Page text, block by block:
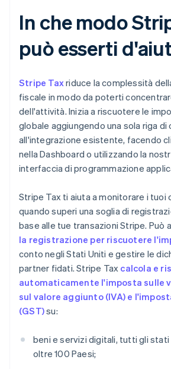
In che modo
può esserti
Stripe Taxriduce la complessità
fiscale in modo da poterti
dell'attività. Inizia a riscuotere le
globale aggiungendo una sola riga di
all'integrazione esistente, facendo
nella Dashboard o utilizzando la
interfaccia di programmazione
Stripe Tax ti aiuta a monitorare i tuoi
quando superi una soglia di
base alle tue transazioni Stripe. Può
la registrazione per riscuotere
conto negli Stati Uniti e gestire le
partner fidati. Stripe Tax calcola e
automaticamente l'imposta sulle
sul valore aggiunto (IVA) e
(GST)su:
beni e servizi digitali, tutti gli stati
oltre 100 Paesi;